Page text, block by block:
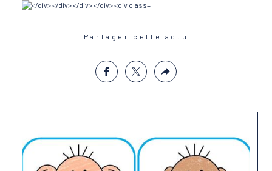
Partager cette actu